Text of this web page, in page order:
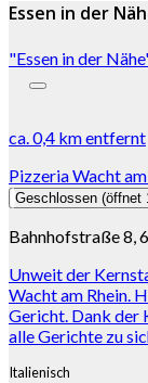
Essen in der
"Essen in der
ca.0,4 kmentfernt
Pizzeria Wacht
Geschlossen (öffnet
Bahnhofstraße 8,
Unweit der
Wacht am Rhein.
Gericht. Dank der
alle Gerichte zu
Italienisch